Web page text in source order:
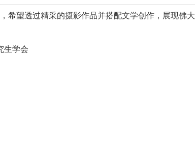
希望透过精采的摄影作品并搭配文学创作，展现佛大
生学会